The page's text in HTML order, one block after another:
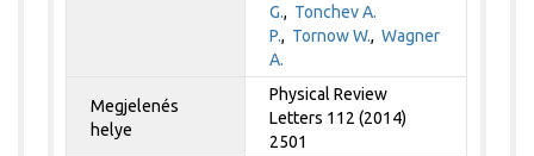
G., Tonchev A.
P., Tornow W.,Wagner
A.
Megjelenés
helye
Physical Review
Letters 112 (2014)
2501